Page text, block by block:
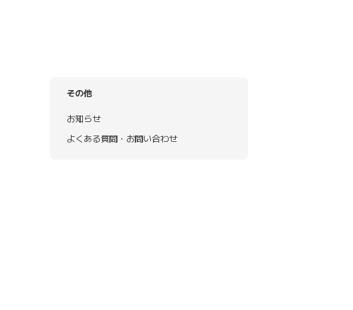
その他
お知らせ
よくある質問・お問い合わせ